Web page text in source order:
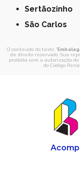
Sertãozinho
São Carlos
O conteúdo do texto "
de direito reservado. Sua
proibida sem a autorização
do Código